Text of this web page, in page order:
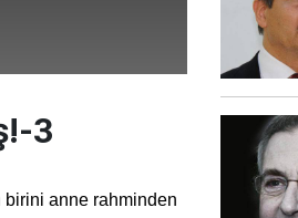
3
anne rahminden